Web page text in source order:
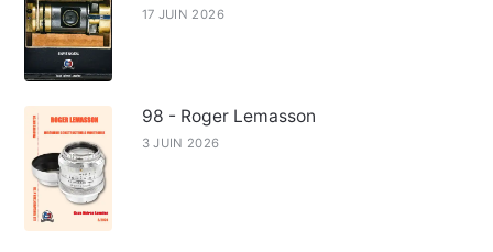
17 JUIN 2026
98 - Roger Lemasson
3 JUIN 2026